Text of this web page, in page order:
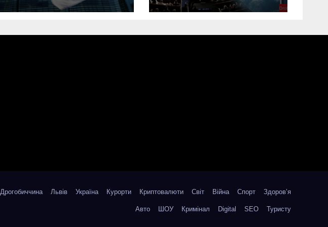
санкцій” проти
Дрогобиччина Львів Україна Курорти Криптовалюти Світ Війна Спорт Здоров’я
Авто ШОУ Кримінал Digital SEO Туристу